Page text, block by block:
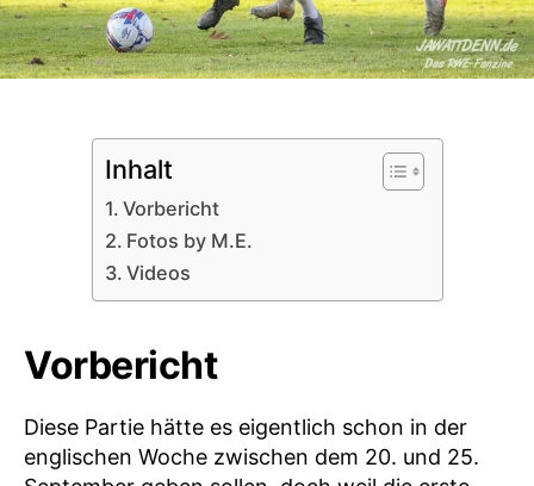
Inhalt
Vorbericht
Fotos by M.E.
Videos
Vorbericht
Diese Partie hätte es eigentlich schon in der
englischen Woche zwischen dem 20. und 25.